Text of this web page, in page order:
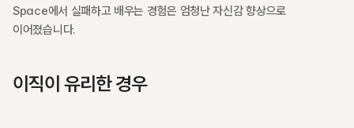
Space에서 실패하고 배우는 경험은 엄청난 자신감 향상으로
이어졌습니다.
이직이 유리한 경우